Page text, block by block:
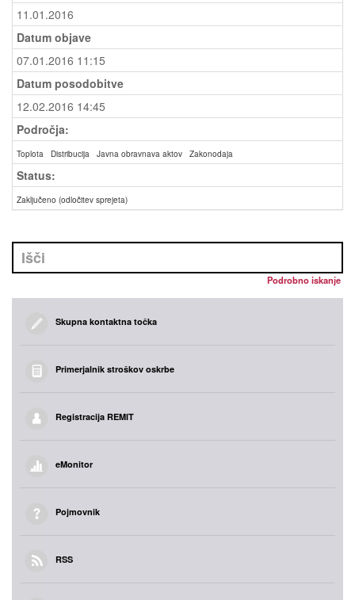
11.01.2016
Datum objave
07.01.2016 11:15
Datum posodobitve
12.02.2016 14:45
Področja:
Toplota Distribucija Javna obravnava aktov Zakonodaja
Status:
Zaključeno (odločitev sprejeta)
Podrobno iskanje
Skupna kontaktna točka
Primerjalnik stroškov oskrbe
Registracija REMIT
eMonitor
Pojmovnik
RSS